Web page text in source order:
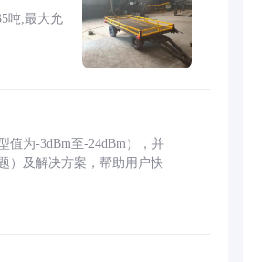
吨,最大允
值为-3dBm至-24dBm），并
）及解决方案，帮助用户快